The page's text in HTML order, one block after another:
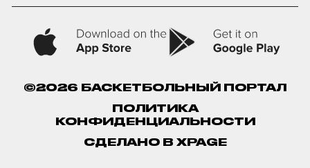
©2026 БАСКЕТБОЛЬНЫЙ ПОРТАЛ
ПОЛИТИКА
КОНФИДЕНЦИАЛЬНОСТИ
СДЕЛАНО В XPAGE